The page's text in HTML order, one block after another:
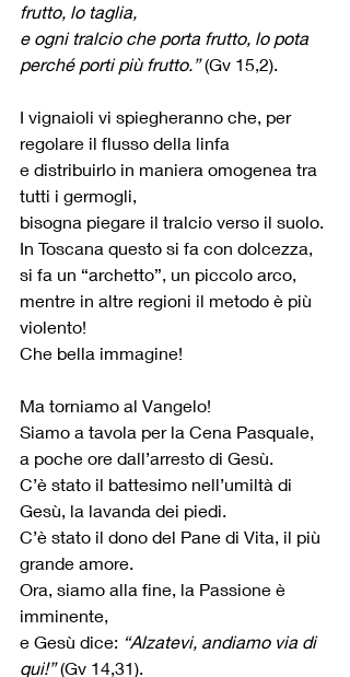
frutto, lo taglia,
e ogni tralcio che porta frutto, lo pota
perché porti più frutto.” (Gv 15,2).
I vignaioli vi spiegheranno che, per
regolare il flusso della linfa
e distribuirlo in maniera omogenea tra
tutti i germogli,
bisogna piegare il tralcio verso il suolo.
In Toscana questo si fa con dolcezza,
si fa un “archetto”, un piccolo arco,
mentre in altre regioni il metodo è più
violento!
Che bella immagine!
Ma torniamo al Vangelo!
Siamo a tavola per la Cena Pasquale,
a poche ore dall’arresto di Gesù.
C’è stato il battesimo nell’umiltà di
Gesù, la lavanda dei piedi.
C’è stato il dono del Pane di Vita, il più
grande amore.
Ora, siamo alla fine, la Passione è
imminente,
e Gesù dice: “Alzatevi, andiamo via di
qui!” (Gv 14,31).